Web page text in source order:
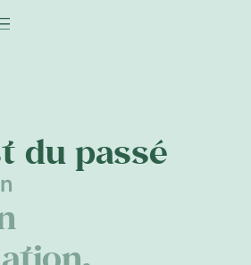
du passé